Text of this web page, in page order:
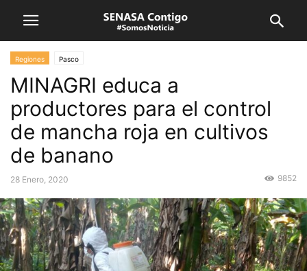
Regiones Pasco
MINAGRI educa a
productores para el control
de mancha roja en cultivos
de banano
28 Enero, 2020 9852